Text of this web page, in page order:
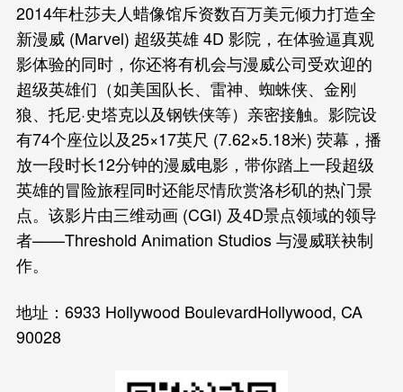
2014年杜莎夫人蜡像馆斥资数百万美元倾力打造全
新漫威 (Marvel) 超级英雄 4D 影院，在体验逼真观
影体验的同时，你还将有机会与漫威公司受欢迎的
超级英雄们（如美国队长、雷神、蜘蛛侠、金刚
狼、托尼·史塔克以及钢铁侠等）亲密接触。影院设
有74个座位以及25×17英尺 (7.62×5.18米) 荧幕，播
放一段时长12分钟的漫威电影，带你踏上一段超级
英雄的冒险旅程同时还能尽情欣赏洛杉矶的热门景
点。该影片由三维动画 (CGI) 及4D景点领域的领导
者——Threshold Animation Studios 与漫威联袂制
作。
地址：6933 Hollywood BoulevardHollywood, CA
90028